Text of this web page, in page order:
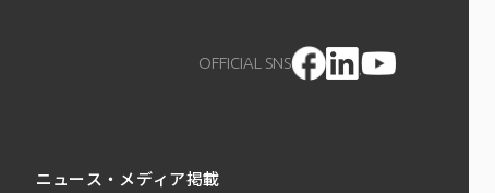
OFFICIAL SNS
ニュース・メディア掲載